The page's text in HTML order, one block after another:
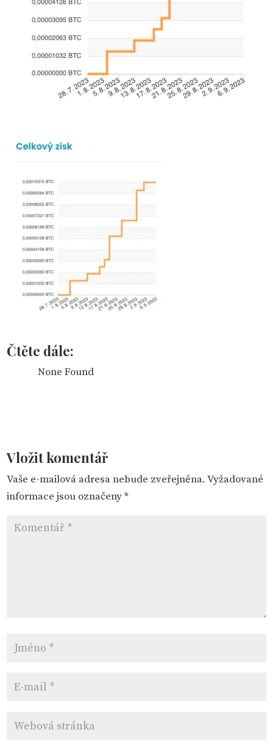
Čtěte dále:
None Found
Vložit komentář
Vaše e-mailová adresa nebude zveřejněna. Vyžadované
informace jsou označeny*